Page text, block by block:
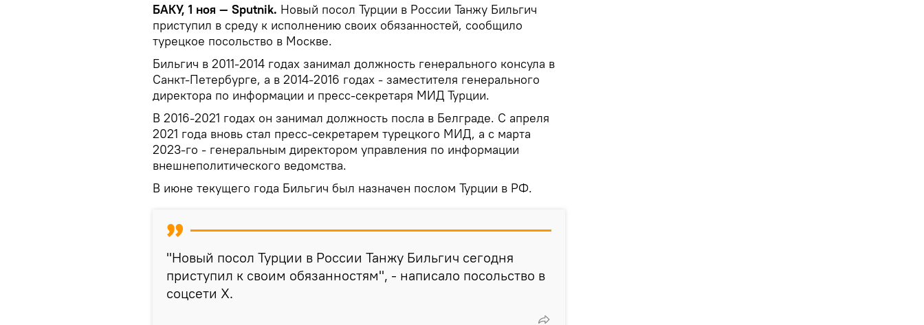
БАКУ, 1 ноя — Sputnik. Новый посол Турции в России Танжу Бильгич
приступил в среду к исполнению своих обязанностей, сообщило
турецкое посольство в Москве.
Бильгич в 2011-2014 годах занимал должность генерального консула в
Санкт-Петербурге, а в 2014-2016 годах - заместителя генерального
директора по информации и пресс-секретаря МИД Турции.
В 2016-2021 годах он занимал должность посла в Белграде. С апреля
2021 года вновь стал пресс-секретарем турецкого МИД, а с марта
2023-го - генеральным директором управления по информации
внешнеполитического ведомства.
В июне текущего года Бильгич был назначен послом Турции в РФ.
"Новый посол Турции в России Танжу Бильгич сегодня
приступил к своим обязанностям", - написало посольство в
соцсети Х.